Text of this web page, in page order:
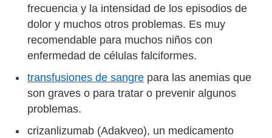
frecuencia y la intensidad de los episodios de
dolor y muchos otros problemas. Es muy
recomendable para muchos niños con
enfermedad de células falciformes.
transfusiones de sangre para las anemias que
son graves o para tratar o prevenir algunos
problemas.
crizanlizumab (Adakveo), un medicamento